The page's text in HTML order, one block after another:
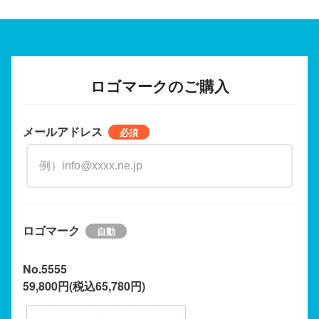
ロゴマークのご購入
メールアドレス
ロゴマーク
No.5555
59,800円(税込65,780円)